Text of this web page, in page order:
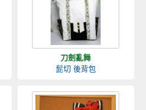
刀劍亂舞
髭切 後背包